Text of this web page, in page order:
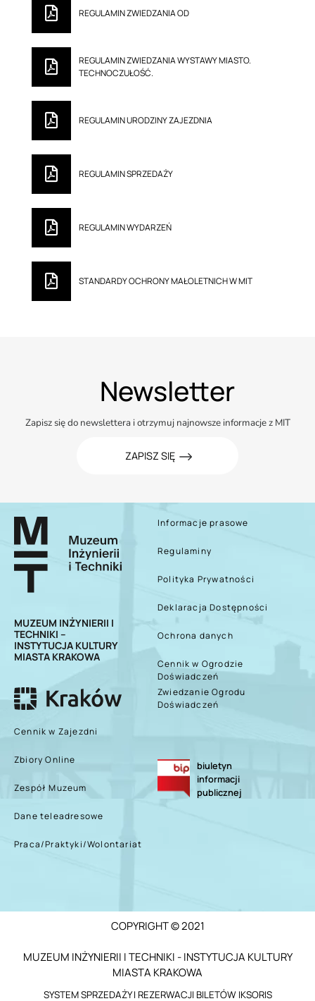
REGULAMIN ZWIEDZANIA OD
REGULAMIN ZWIEDZANIA WYSTAWY MIASTO.
TECHNOCZUŁOŚĆ.
REGULAMIN URODZINY ZAJEZDNIA
REGULAMIN SPRZEDAŻY
REGULAMIN WYDARZEŃ
STANDARDY OCHRONY MAŁOLETNICH W MIT
Newsletter
Zapisz się do newslettera i otrzymuj najnowsze informacje z MIT
ZAPISZ SIĘ
MUZEUM INŻYNIERII I
TECHNIKI –
INSTYTUCJA KULTURY
MIASTA KRAKOWA
Cennik w Zajezdni
Zbiory Online
Zespół Muzeum
Dane teleadresowe
Praca/Praktyki/Wolontariat
Informacje prasowe
Regulaminy
Polityka Prywatności
Deklaracja Dostępności
Ochrona danych
Cennik w Ogrodzie
Doświadczeń
Zwiedzanie Ogrodu
Doświadczeń
biuletyn
informacji
publicznej
COPYRIGHT © 2021
MUZEUM INŻYNIERII I TECHNIKI - INSTYTUCJA KULTURY
MIASTA KRAKOWA
SYSTEM SPRZEDAŻY I REZERWACJI BILETÓW IKSORIS